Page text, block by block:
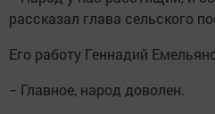
рассказал глава сельского
Его работу Геннадий
− Главное, народ доволен.